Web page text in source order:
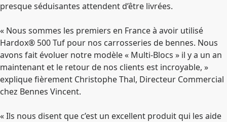
presque séduisantes attendent d’être livrées.
« Nous sommes les premiers en France à avoir utilisé
Hardox® 500 Tuf pour nos carrosseries de bennes. Nous
avons fait évoluer notre modèle « Multi-Blocs » il y a un an
maintenant et le retour de nos clients est incroyable, »
explique fièrement Christophe Thal, Directeur Commercial
chez Bennes Vincent.
« Ils nous disent que c’est un excellent produit qui les aide